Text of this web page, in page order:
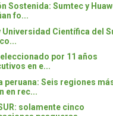
Sostenida: Sumtec y
fo...
Universidad Científica del
por 11 años
en e...
peruana: Seis regiones
en rec...
solamente cinco